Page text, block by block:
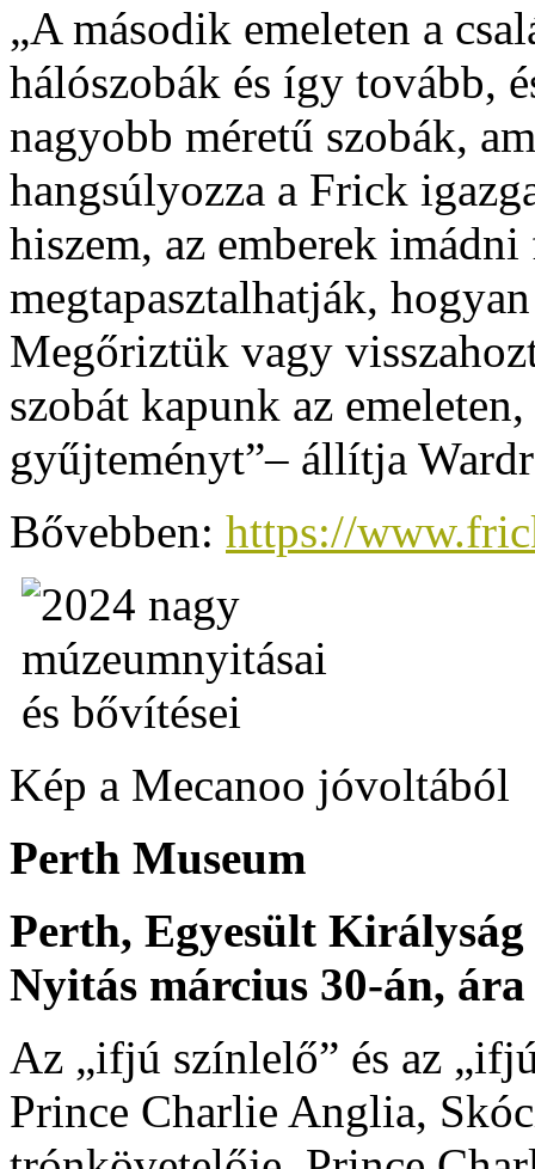
„A második emeleten a
hálószobák és így tovább,
nagyobb méretű szobák,
hangsúlyozza a Frick
hiszem, az emberek
megtapasztalhatják,
Megőriztük vagy
szobát kapunk az
gyűjteményt”– állítja
Bővebben: https://
Kép a Mecanoo jóvoltából
Perth Museum
Perth, Egyesült Királyság
Nyitás március 30-án,
Az „ifjú színlelő” és az
Prince Charlie Anglia,